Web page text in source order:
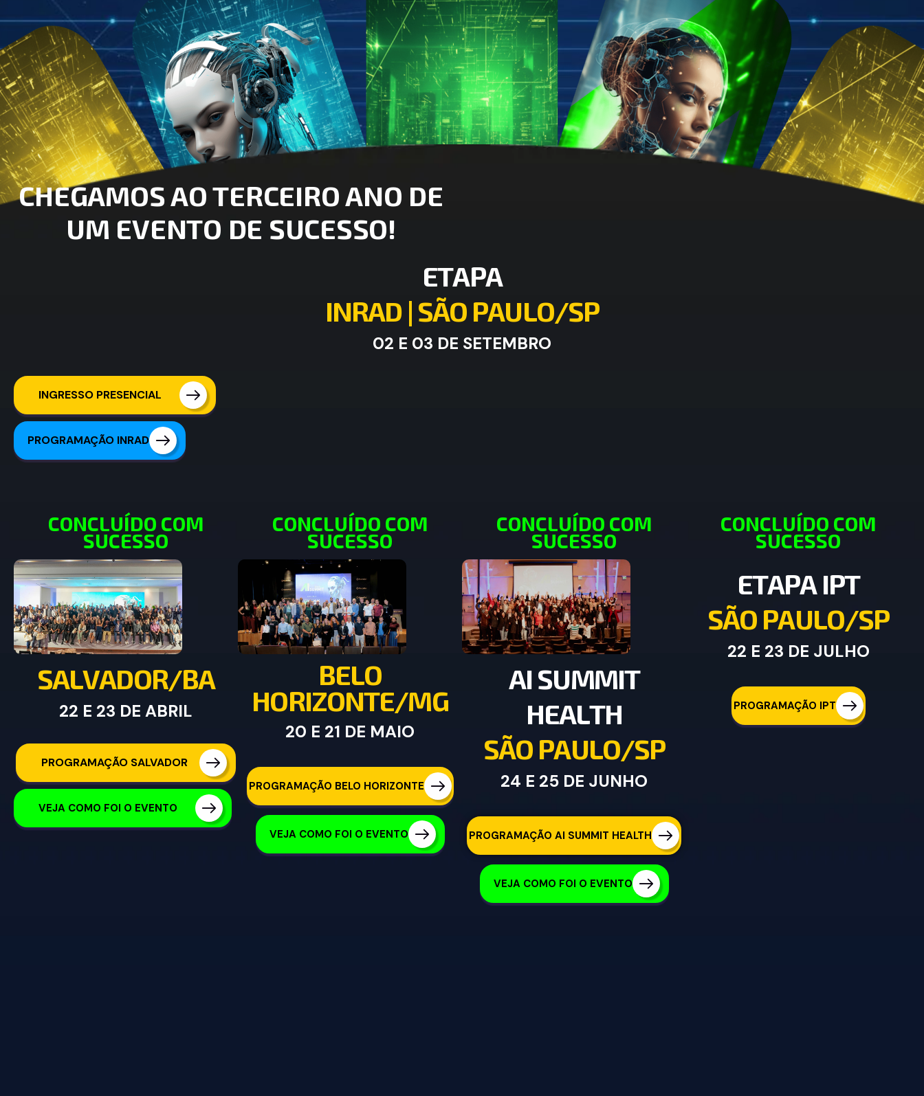
CHEGAMOS AO TERCEIRO ANO DE
UM EVENTO DE SUCESSO!
ETAPA
INRAD | SÃO PAULO/SP
02 E 03 DE SETEMBRO
INGRESSO PRESENCIAL
PROGRAMAÇÃO INRAD
CONCLUÍDO COM
SUCESSO
SALVADOR/BA
22 E 23 DE ABRIL
PROGRAMAÇÃO SALVADOR
VEJA COMO FOI O EVENTO
CONCLUÍDO COM
SUCESSO
BELO
HORIZONTE/MG
20 E 21 DE MAIO
PROGRAMAÇÃO BELO HORIZONTE
VEJA COMO FOI O EVENTO
CONCLUÍDO COM
SUCESSO
AISUMMIT
HEALTH
SÃO PAULO/SP
24 E 25 DE JUNHO
PROGRAMAÇÃO AI SUMMIT HEALTH
VEJA COMO FOI O EVENTO
CONCLUÍDO COM
SUCESSO
ETAPA IPT
SÃO PAULO/SP
22 E 23 DE JULHO
PROGRAMAÇÃO IPT